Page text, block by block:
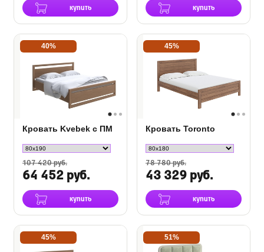
купить купить
40%
Кровать Kvebek с ПМ
107 420 руб.
64 452 руб.
купить
45%
Кровать Toronto
78 780 руб.
43 329 руб.
купить
45% 51%